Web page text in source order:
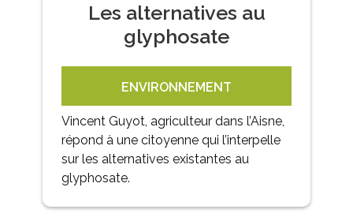
Les alternatives au
glyphosate
ENVIRONNEMENT
Vincent Guyot, agriculteur dans l’Aisne,
répond à une citoyenne qui l’interpelle
sur les alternatives existantes au
glyphosate.